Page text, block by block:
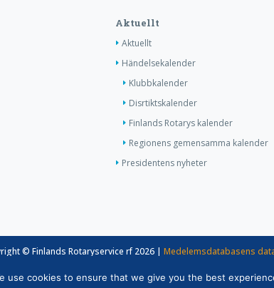
Aktuellt
Aktuellt
Händelsekalender
Klubbkalender
Disrtiktskalender
Finlands Rotarys kalender
Regionens gemensamma kalender
Presidentens nyheter
© Finlands Rotaryservice rf 2026 |Medelemsdatabasens
use cookies to ensure that we give you the best